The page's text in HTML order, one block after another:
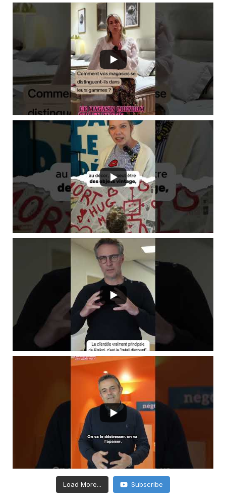
Load More... Subscribe